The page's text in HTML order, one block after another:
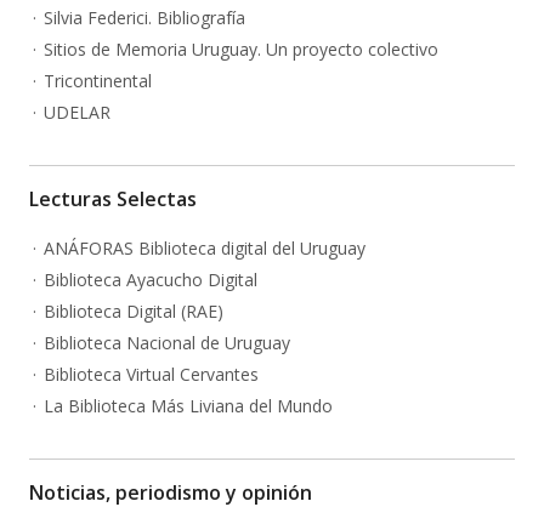
Silvia Federici. Bibliografía
Sitios de Memoria Uruguay. Un proyecto colectivo
Tricontinental
UDELAR
Lecturas Selectas
ANÁFORAS Biblioteca digital del Uruguay
Biblioteca Ayacucho Digital
Biblioteca Digital (RAE)
Biblioteca Nacional de Uruguay
Biblioteca Virtual Cervantes
La Biblioteca Más Liviana del Mundo
Noticias, periodismo y opinión